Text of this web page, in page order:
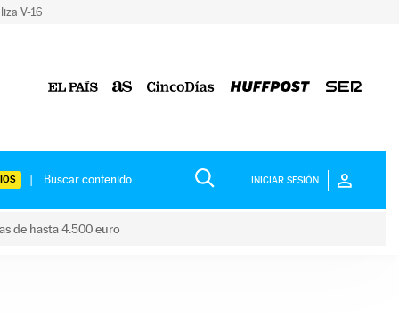
V-16
INICIAR SESIÓN
de hasta 4.500 euro